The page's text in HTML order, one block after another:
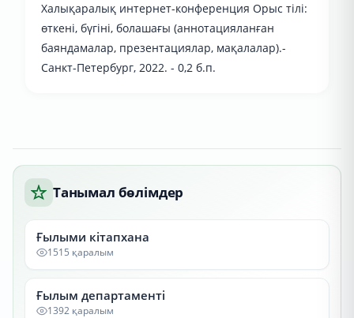
Халықаралық интернет-конференция Орыс тілі:
өткені, бүгіні, болашағы (аннотацияланған
баяндамалар, презентациялар, мақалалар).-
Санкт-Петербург, 2022. - 0,2 б.п.
Танымал бөлімдер
Ғылыми кітапхана
1515 қаралым
Ғылым департаменті
1392 қаралым